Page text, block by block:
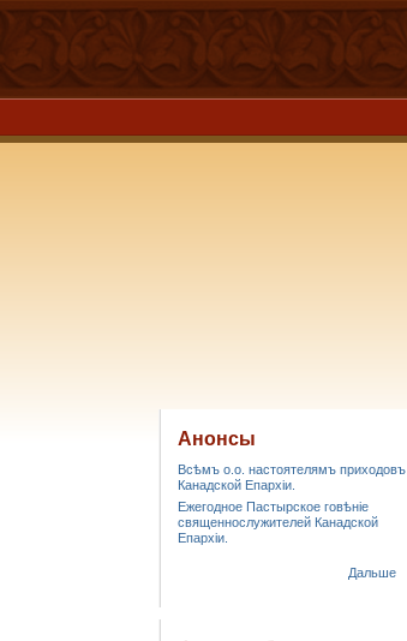
Анонсы
Всѣмъ о.о. настоятелямъ приходовъ
Канадской Епархiи.
Ежегодное Пастырское говѣніе
священнослужителей Канадской
Епархіи.
Дальше